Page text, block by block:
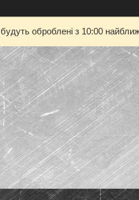
оброблені з 10:00